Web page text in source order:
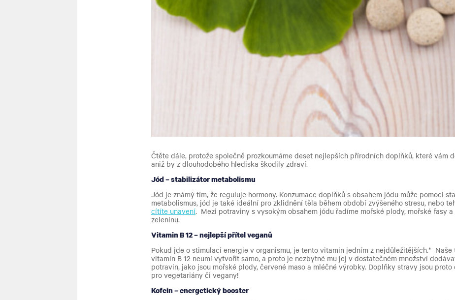
Čtěte dále, protože společně prozkoumáme deset nejlepších přírodních doplňků, které vám
aniž by z dlouhodobého hlediska škodily zdraví.
Jód – stabilizátor metabolismu
Jód je známý tím, že reguluje hormony. Konzumace doplňků s obsahem jódu může pomoci
metabolismus, jód je také ideální pro zklidnění těla během období zvýšeného stresu, nebo
cítíte unavení. Mezi potraviny s vysokým obsahem jódu řadíme mořské plody, mořské řasy
zeleninu.
Vitamin B 12 – nejlepší přítel veganů
Pokud jde o stimulaci energie v organismu, je tento vitamin jedním z nejdůležitějších.* Naše
vitamin B 12 neumí vytvořit samo, a proto je nezbytné mu jej v dostatečném množství
potravin, jako jsou mořské plody, červené maso a mléčné výrobky. Doplňky stravy jsou proto
pro vegetariány či vegany!
Kofein – energetický booster